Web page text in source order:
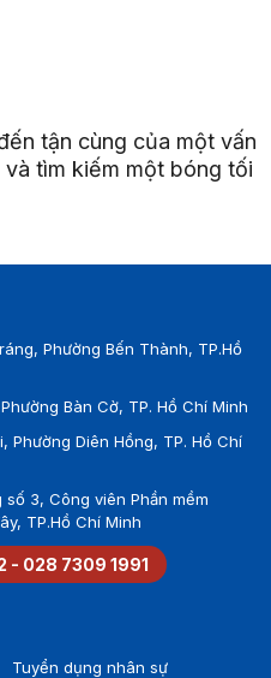
tận cùng của một vấn
tìm kiếm một bóng tối
Phường Bến Thành, TP.Hồ
Bàn Cờ, TP. Hồ Chí Minh
Phường Diên Hồng, TP. Hồ Chí
số 3, Công viên Phần mềm
TP.Hồ Chí Minh
- 028 7309 1991
Tuyển dụng nhân sự